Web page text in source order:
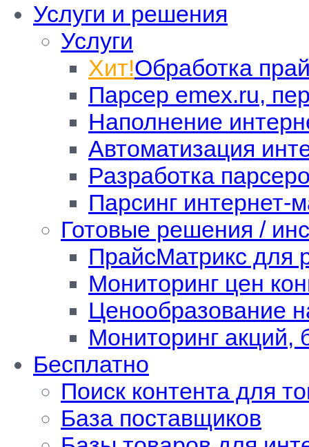
Услуги и решения
Услуги
Хит!Обработка
Парсер emex.ru,
Наполнение
Автоматизация
Разработка
Парсинг интернет-
Готовые решения /
ПрайсМатрикс для
Мониторинг цен
Ценообразование
Мониторинг акций,
Бесплатно
Поиск контента для
База поставщиков